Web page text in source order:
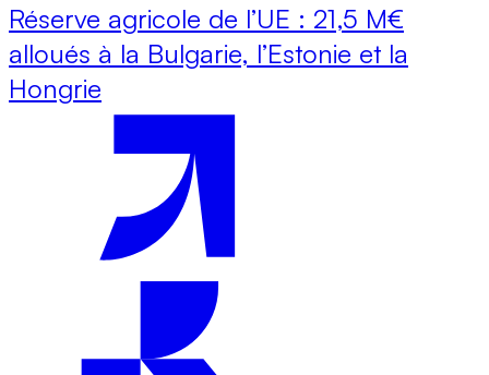
Réserve agricole de l’UE : 21,5 M€
alloués à la Bulgarie, l’Estonie et la
Hongrie